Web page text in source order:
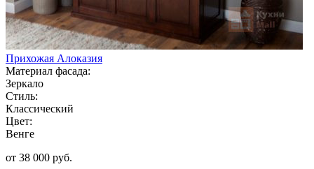
Прихожая Алоказия
Материал фасада:
Зеркало
Стиль:
Классический
Цвет:
Венге
от 38 000 руб.